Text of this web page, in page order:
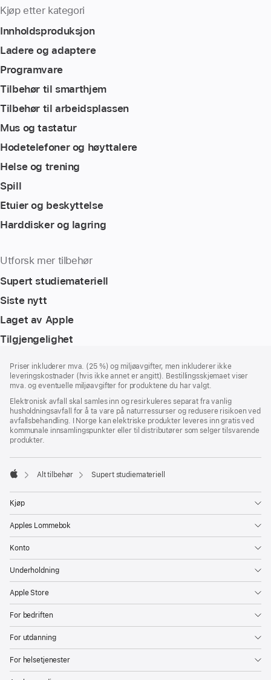
Kjøp etter kategori
Innholdsproduksjon
Ladere og adaptere
Programvare
Tilbehør til smarthjem
Tilbehør til arbeidsplassen
Mus og tastatur
Hodetelefoner og høyttalere
Helse og trening
Spill
Etuier og beskyttelse
Harddisker og lagring
Utforsk mer tilbehør
Supert studiemateriell
Siste nytt
Laget av Apple
Tilgjengelighet
Priser inkluderer mva. (25 %) og miljøavgifter, men inkluderer ikke
leveringskostnader (hvis ikke annet er angitt). Bestillingsskjemaet viser
mva. og eventuelle miljøavgifter for produktene du har valgt.
Elektronisk avfall skal samles inn og resirkuleres separat fra vanlig
husholdningsavfall for å ta vare på naturressurser og redusere risikoen ved
avfallsbehandling. I Norge kan elektriske produkter leveres inn gratis ved
kommunale innsamlingspunkter eller til distributører som selger tilsvarende
produkter.
Alt tilbehør Supert studiemateriell
Kjøp
Apples Lommebok
Konto
Underholdning
Apple Store
For bedriften
For utdanning
For helsetjenester